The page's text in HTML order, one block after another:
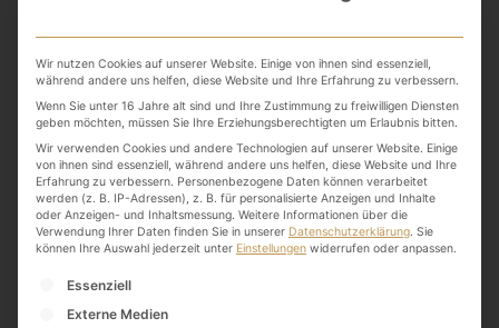
Silvester
Tag
Wir nutzen Cookies auf unserer Website. Einige von ihnen sind essenziell,
während andere uns helfen, diese Website und Ihre Erfahrung zu verbessern.
Wenn Sie unter 16 Jahre alt sind und Ihre Zustimmung zu freiwilligen Diensten
geben möchten, müssen Sie Ihre Erziehungsberechtigten um Erlaubnis bitten.
Wir verwenden Cookies und andere Technologien auf unserer Website. Einige
von ihnen sind essenziell, während andere uns helfen, diese Website und Ihre
Erfahrung zu verbessern. Personenbezogene Daten können verarbeitet
werden (z. B. IP-Adressen), z. B. für personalisierte Anzeigen und Inhalte
oder Anzeigen- und Inhaltsmessung. Weitere Informationen über die
Verwendung Ihrer Daten finden Sie in unserer Datenschutzerklärung. Sie
können Ihre Auswahl jederzeit unter Einstellungen widerrufen oder anpassen.
Es folgt eine Liste der Service-Gruppen, für die
Essenziell
Externe Medien